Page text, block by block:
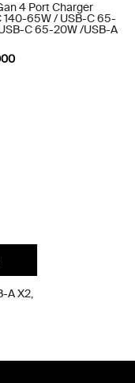
4 Port Charger
140-65W / USB-C 65-
C 65-20W /USB-A
A X2,